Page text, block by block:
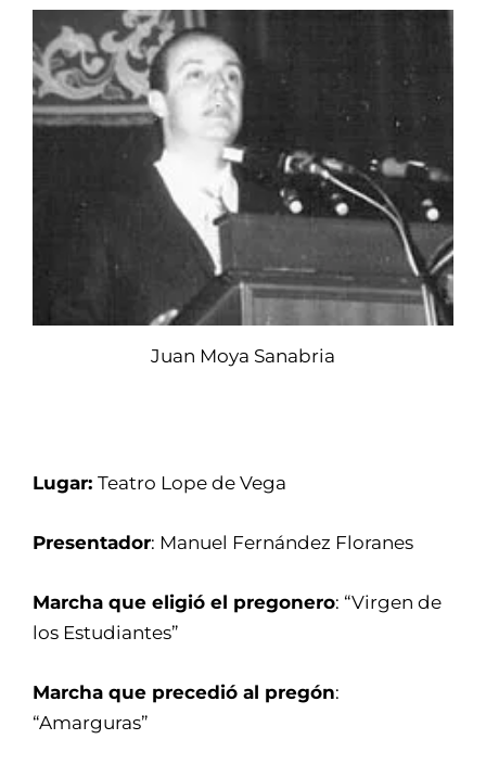
Juan Moya Sanabria
Lugar: Teatro Lope de Vega
Presentador: Manuel Fernández Floranes
Marcha que eligió el pregonero: “Virgen de
los Estudiantes”
Marcha que precedió al pregón:
“Amarguras”